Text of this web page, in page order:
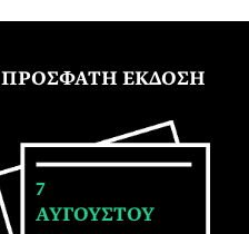
ΠΡΟΣΦΑΤΗ ΕΚΔΟΣΗ
7
ΑΥΓΟΥΣΤΟΥ